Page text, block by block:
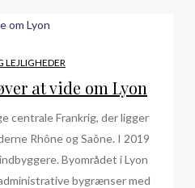
LEJLIGHEDER
at vide om Lyon
centrale Frankrig, der ligger
Rhône og Saône. I 2019
Byområdet i Lyon
bygrænser med